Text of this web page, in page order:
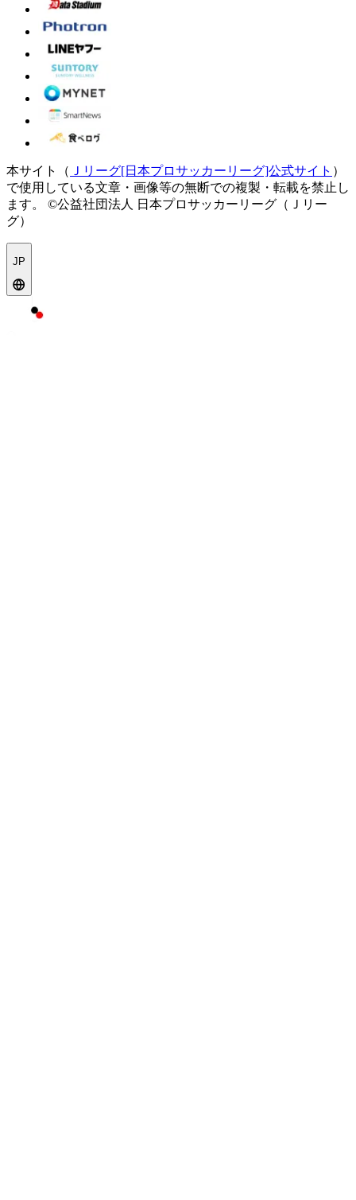
本サイト（ Ｊリーグ[日本プロサッカーリーグ]公式サイト ）
で使用している文章・画像等の無断での複製・転載を禁止し
ます。
©公益社団法人 日本プロサッカーリーグ（Ｊリー
グ）
JP